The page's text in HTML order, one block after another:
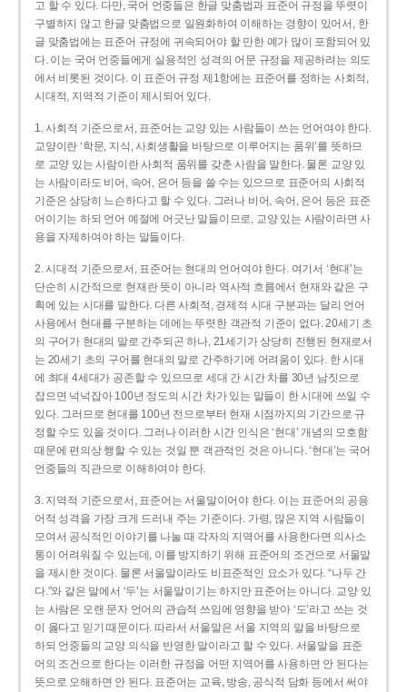
고 할 수 있다. 다만, 국어 언중들은 한글 맞춤법과 표준어 규정을 뚜렷이
구별하지 않고 한글 맞춤법으로 일원화하여 이해하는 경향이 있어서, 한
글 맞춤법에는 표준어 규정에 귀속되어야 할 만한 예가 많이 포함되어 있
다. 이는 국어 언중들에게 실용적인 성격의 어문 규정을 제공하려는 의도
에서 비롯된 것이다. 이 표준어 규정 제1항에는 표준어를 정하는 사회적,
시대적, 지역적 기준이 제시되어 있다.
1. 사회적 기준으로서, 표준어는 교양 있는 사람들이 쓰는 언어여야 한다.
교양이란 ‘학문, 지식, 사회생활을 바탕으로 이루어지는 품위’를 뜻하므
로 교양 있는 사람이란 사회적 품위를 갖춘 사람을 말한다. 물론 교양 있
는 사람이라도 비어, 속어, 은어 등을 쓸 수는 있으므로 표준어의 사회적
기준은 상당히 느슨하다고 할 수 있다. 그러나 비어, 속어, 은어 등은 표준
어이기는 하되 언어 예절에 어긋난 말들이므로, 교양 있는 사람이라면 사
용을 자제하여야 하는 말들이다.
2. 시대적 기준으로서, 표준어는 현대의 언어여야 한다. 여기서 ‘현대’는
단순히 시간적으로 현재란 뜻이 아니라 역사적 흐름에서 현재와 같은 구
획에 있는 시대를 말한다. 다른 사회적, 경제적 시대 구분과는 달리 언어
사용에서 현대를 구분하는 데에는 뚜렷한 객관적 기준이 없다. 20세기 초
의 구어가 현대의 말로 간주되곤 하나, 21세기가 상당히 진행된 현재로서
는 20세기 초의 구어를 현대의 말로 간주하기에 어려움이 있다. 한 시대
에 최대 4세대가 공존할 수 있으므로 세대 간 시간 차를 30년 남짓으로
잡으면 넉넉잡아 100년 정도의 시간 차가 있는 말들이 한 시대에 쓰일 수
있다. 그러므로 현대를 100년 전으로부터 현재 시점까지의 기간으로 규
정할 수도 있을 것이다. 그러나 이러한 시간 인식은 ‘현대’ 개념의 모호함
때문에 편의상 행할 수 있는 것일 뿐 객관적인 것은 아니다. ‘현대’는 국어
언중들의 직관으로 이해하여야 한다.
3. 지역적 기준으로서, 표준어는 서울말이어야 한다. 이는 표준어의 공용
어적 성격을 가장 크게 드러내 주는 기준이다. 가령, 많은 지역 사람들이
모여서 공식적인 이야기를 나눌 때 각자의 지역어를 사용한다면 의사소
통이 어려워질 수 있는데, 이를 방지하기 위해 표준어의 조건으로 서울말
을 제시한 것이다. 물론 서울말이라도 비표준적인 요소가 있다. “나두 간
다.”와 같은 말에서 ‘두’는 서울말이기는 하지만 표준어는 아니다. 교양 있
는 사람은 오랜 문자 언어의 관습적 쓰임에 영향을 받아 ‘도’라고 쓰는 것
이 옳다고 믿기 때문이다. 따라서 서울말은 서울 지역의 말을 바탕으로
하되 언중들의 교양 의식을 반영한 말이라고 할 수 있다. 서울말을 표준
어의 조건으로 한다는 이러한 규정을 어떤 지역어를 사용하면 안 된다는
뜻으로 오해하면 안 된다. 표준어는 교육, 방송, 공식적 담화 등에서 써야